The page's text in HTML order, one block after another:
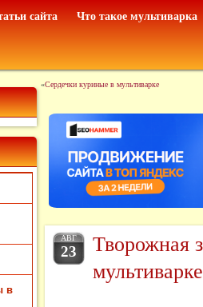
сайта Что такое мультиварка
в
«Сердечки куриные в мультиварке
АВГ
23
Творожная
мультиварке